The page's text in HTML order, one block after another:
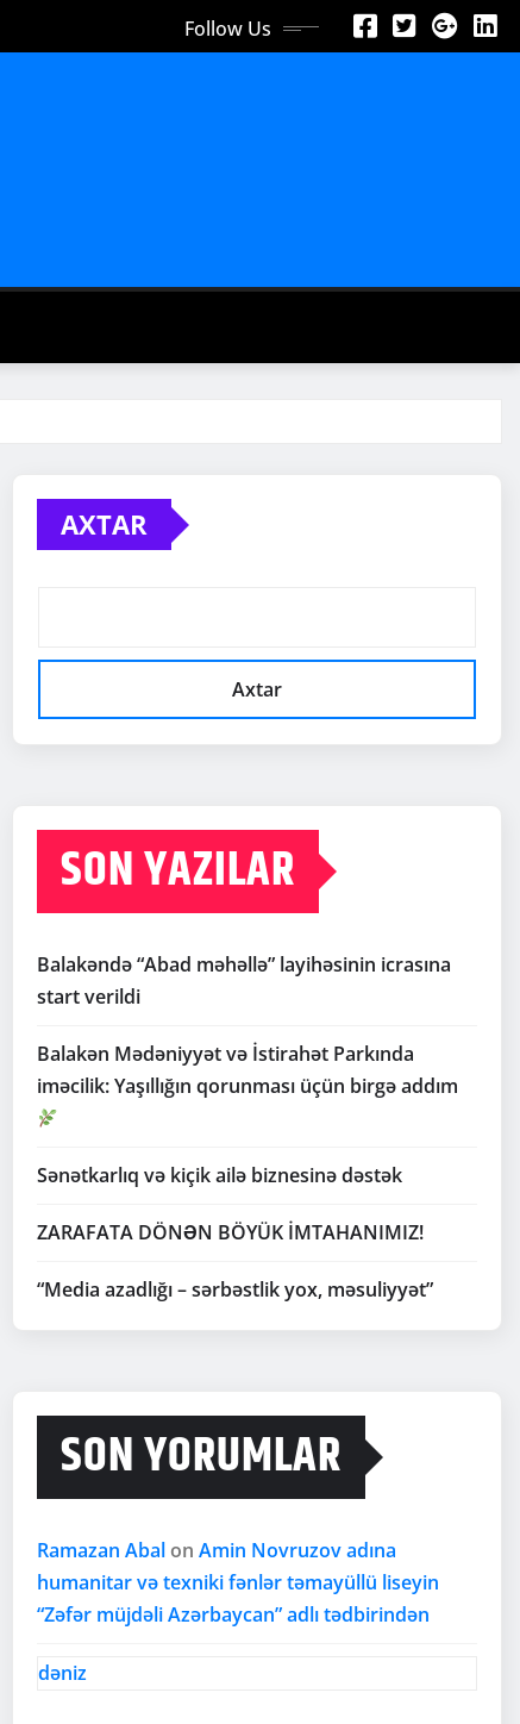
Follow Us
AXTAR
Axtar
SON YAZILAR
Balakəndə “Abad məhəllə” layihəsinin icrasına
start verildi
Balakən Mədəniyyət və İstirahət Parkında
iməcilik: Yaşıllığın qorunması üçün birgə addım
Sənətkarlıq və kiçik ailə biznesinə dəstək
ZARAFATA DÖNƏN BÖYÜK İMTAHANIMIZ!
“Media azadlığı – sərbəstlik yox, məsuliyyət”
SON YORUMLAR
Ramazan Abal on Amin Novruzov adına
humanitar və texniki fənlər təmayüllü liseyin
“Zəfər müjdəli Azərbaycan” adlı tədbirindən
dəniz